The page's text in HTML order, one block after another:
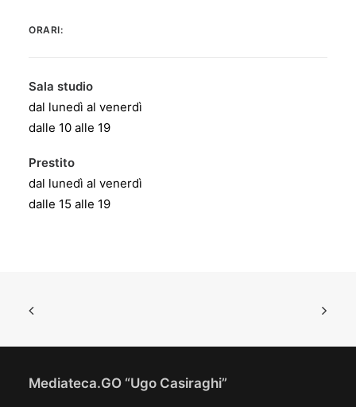
ORARI:
Sala studio
dal lunedì al venerdì
dalle 10 alle 19
Prestito
dal lunedì al venerdì
dalle 15 alle 19
Mediateca.GO “Ugo Casiraghi”